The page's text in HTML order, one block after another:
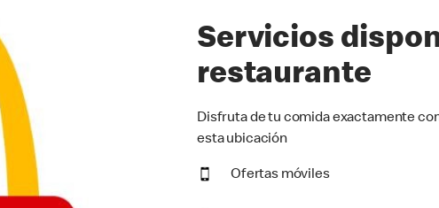
Servicios
restaurante
Disfruta de tu comida exactamente
esta ubicación
Ofertas móviles